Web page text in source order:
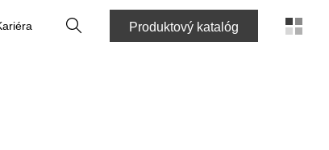
VyhľadaťProduktový katalóg